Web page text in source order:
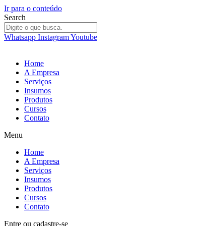
Ir para o conteúdo
Search
Whatsapp InstagramYoutube
Home
A Empresa
Serviços
Insumos
Produtos
Cursos
Contato
Menu
Home
A Empresa
Serviços
Insumos
Produtos
Cursos
Contato
Entre ou cadastre-se